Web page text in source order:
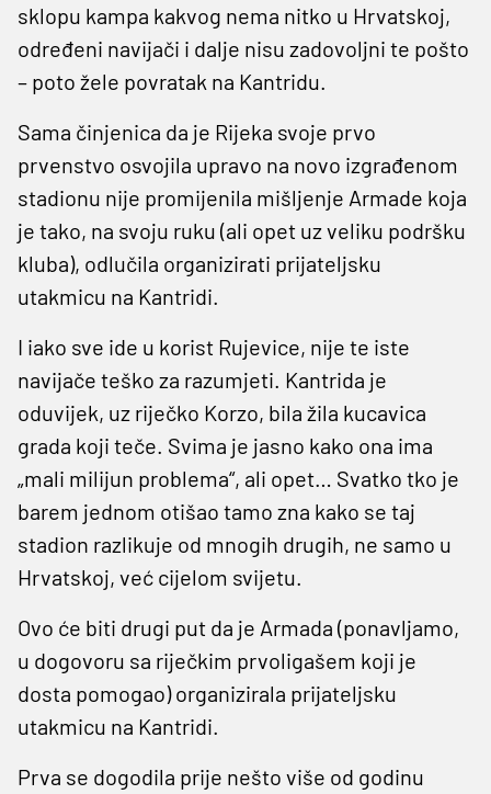
sklopu kampa kakvog nema nitko u Hrvatskoj,
određeni navijači i dalje nisu zadovoljni te pošto
– poto žele povratak na Kantridu.
Sama činjenica da je Rijeka svoje prvo
prvenstvo osvojila upravo na novo izgrađenom
stadionu nije promijenila mišljenje Armade koja
je tako, na svoju ruku (ali opet uz veliku podršku
kluba), odlučila organizirati prijateljsku
utakmicu na Kantridi.
I iako sve ide u korist Rujevice, nije te iste
navijače teško za razumjeti. Kantrida je
oduvijek, uz riječko Korzo, bila žila kucavica
grada koji teče. Svima je jasno kako ona ima
„mali milijun problema“, ali opet… Svatko tko je
barem jednom otišao tamo zna kako se taj
stadion razlikuje od mnogih drugih, ne samo u
Hrvatskoj, već cijelom svijetu.
Ovo će biti drugi put da je Armada (ponavljamo,
u dogovoru sa riječkim prvoligašem koji je
dosta pomogao) organizirala prijateljsku
utakmicu na Kantridi.
Prva se dogodila prije nešto više od godinu